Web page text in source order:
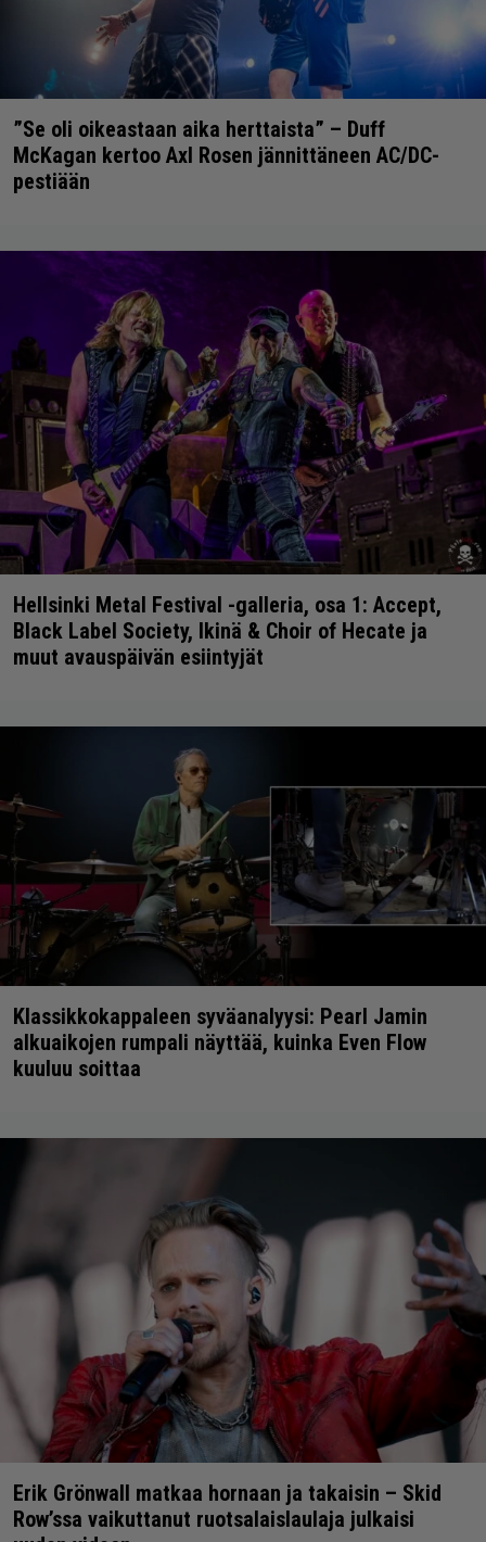
”Se oli oikeastaan aika herttaista” – Duff
McKagan kertoo Axl Rosen jännittäneen AC/DC-
pestiään
Hellsinki Metal Festival -galleria, osa 1: Accept,
Black Label Society, Ikinä & Choir of Hecate ja
muut avauspäivän esiintyjät
Klassikkokappaleen syväanalyysi: Pearl Jamin
alkuaikojen rumpali näyttää, kuinka Even Flow
kuuluu soittaa
Erik Grönwall matkaa hornaan ja takaisin – Skid
Row’ssa vaikuttanut ruotsalaislaulaja julkaisi